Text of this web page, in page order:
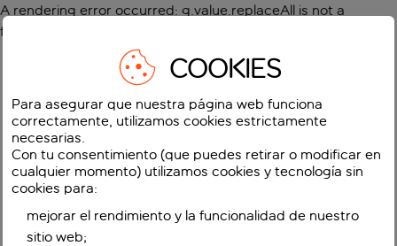
A rendering error occurred: g.value.replaceAll is not a
function
COOKIES
Para asegurar que nuestra página web funciona
correctamente, utilizamos cookies estrictamente
necesarias.
Con tu consentimiento (que puedes retirar o modificar en
cualquier momento) utilizamos cookies y tecnología sin
cookies para:
mejorar el rendimiento y la funcionalidad de nuestro
sitio web;